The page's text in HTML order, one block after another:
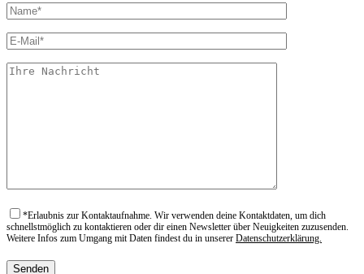
*Erlaubnis zur Kontaktaufnahme. Wir verwenden deine Kontaktdaten, um dich
schnellstmöglich zu kontaktieren oder dir einen Newsletter über Neuigkeiten zuzusenden.
Weitere Infos zum Umgang mit Daten findest du in unserer Datenschutzerklärung.